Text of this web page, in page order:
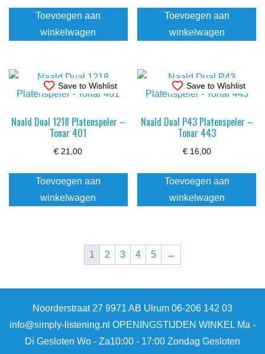
Toevoegen aan
winkelwagen
Toevoegen aan
winkelwagen
Save to Wishlist
Naald Dual 1218 Platenspeler –
Tonar 401
€ 21,00
Toevoegen aan
winkelwagen
Save to Wishlist
Naald Dual P43 Platenspeler –
Tonar 443
€16,00
Toevoegen aan
winkelwagen
1 2 3 4 5 →
Noorderstraat 27 9971 AB Ulrum 06-206 142 03
info@simply-listening.nl OPENINGSTIJDEN WINKEL Ma -
Di Gesloten Wo - Za10:00 - 17:00 Zondag Gesloten